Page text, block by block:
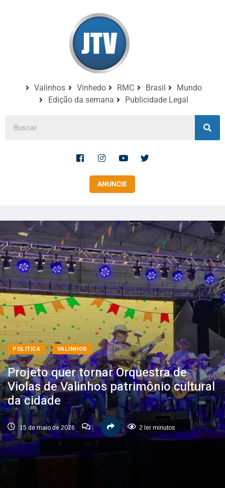
Valinhos Vinhedo RMC Brasil
Mundo
Edição da semana
Publicidade Legal
ANUNCIE
POLÍTICA VALINHOS
Projeto quer tornar Orquestra de
Violas de Valinhos patrimônio cultural
da cidade
15 de maio de 2026 2 ler minutos